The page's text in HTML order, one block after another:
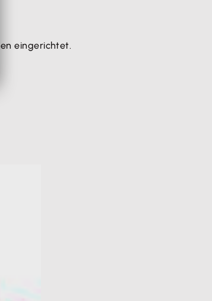
eingerichtet.